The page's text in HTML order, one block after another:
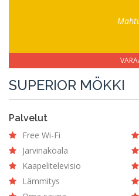
SUPERIOR MÖKKI
Palvelut
Free Wi-Fi
Järvinäköala
Kaapelitelevisio
Lämmitys